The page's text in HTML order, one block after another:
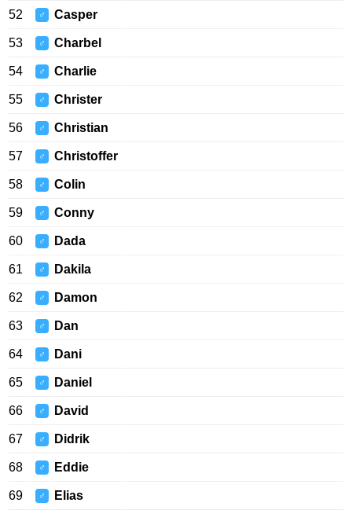
52 ♂ Casper
53 ♂ Charbel
54 ♂ Charlie
55 ♂ Christer
56 ♂ Christian
57 ♂ Christoffer
58 ♂ Colin
59 ♂ Conny
60 ♂ Dada
61 ♂ Dakila
62 ♂ Damon
63 ♂ Dan
64 ♂ Dani
65 ♂ Daniel
66 ♂ David
67 ♂ Didrik
68 ♂ Eddie
69 ♂ Elias